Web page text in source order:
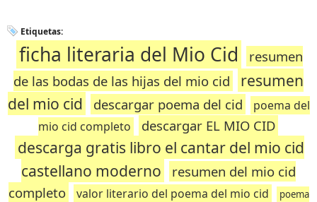
Etiquetas:
ficha literaria del Mio Cid
resumen
de las bodas de las hijas del mio cid
resumen
del mio cid
descargar poema del cid
poema del
mio cid completo
descargar EL MIO CID
descarga gratis libro el cantar del mio cid
castellano moderno
resumen del mio cid
completo
valor literario del poema del mio cid
poema